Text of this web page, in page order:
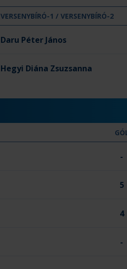
VERSENYBÍRÓ-1 / VERSENYBÍRÓ-2
Daru Péter János
Hegyi Diána Zsuzsanna
-
5
4
-